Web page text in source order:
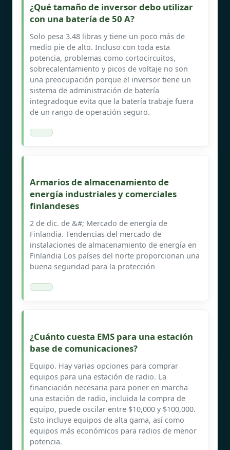
¿Qué tamaño de inversor debo utilizar
con una batería de 50 A?
Solo pesa 3.48 libras y tiene un poco más de
medio pie de alto. Incluso con toda esta
potencia, problemas como cortocircuitos,
sobrecalentamiento y picos de voltaje no son
una preocupación porque el inversor tiene un
sistema de administración de batería
integradoque evita que la batería trabaje fuera
de un rango de operación seguro.
Armarios de almacenamiento de
energía industriales y comerciales
finlandeses
2 de dic. de &#; Mercado de energía de
Finlandia. Tendencias del mercado de
instalaciones de almacenamiento de energía en
Finlandia Los países del norte proporcionan una
buena seguridad para la protección
¿Cuánto cuesta EMS para una estación
base de comunicaciones?
Equipo. Hay varias opciones para comprar
equipos para una estación de radio. La
financiación necesaria para poner en marcha
una estación de radio, incluida la compra de
equipo, puede oscilar entre $10,000 y $100,000.
Esto incluye equipos de alta gama, así como
equipos más económicos para radios de menor
potencia.